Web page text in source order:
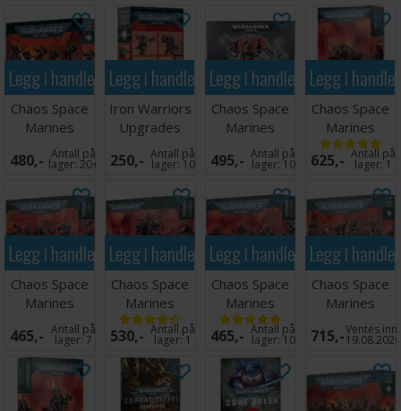
Legg i handlekurven
Chaos Space
Marines
Raptors
480,- Antall på
lager: 20+
Legg i handlekurven
Iron Warriors
Upgrades
250,- Antall på
lager: 10
Legg i handlekurven
Chaos Space
Marines
Helbrute
495,- Antall på
lager: 10
Legg i
Chaos Space
Marines
Forgefiend
625,- Antall på
lager:1
Legg i handlekurven
Chaos Space
Marines
Chosen
465,- Antall på
lager:7
Legg i handlekurven
Chaos Space
Marines
Abaddon
Despoiler
530,- Antall på
lager:1
Legg i handlekurven
Chaos Space
Marines
Terminator
Squad
465,- Antall på
lager: 10
Legg i
Chaos Space
Marines
Huron
Blackheart
715,-Ventes inn
19.08.2026